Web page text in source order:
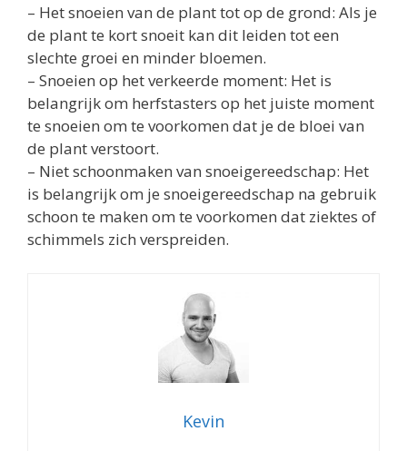
– Het snoeien van de plant tot op de grond: Als je
de plant te kort snoeit kan dit leiden tot een
slechte groei en minder bloemen.
– Snoeien op het verkeerde moment: Het is
belangrijk om herfstasters op het juiste moment
te snoeien om te voorkomen dat je de bloei van
de plant verstoort.
– Niet schoonmaken van snoeigereedschap: Het
is belangrijk om je snoeigereedschap na gebruik
schoon te maken om te voorkomen dat ziektes of
schimmels zich verspreiden.
Kevin